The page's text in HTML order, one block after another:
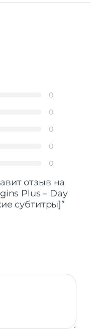
0
0
0
0
0
отзыв на
Plus – Day
субтитры]”